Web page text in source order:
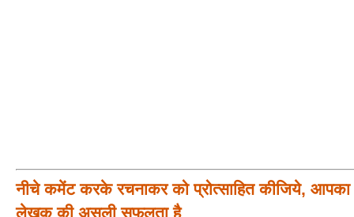
नीचे कमेंट करके रचनाकर को प्रोत्साहित कीजिये, आपका
लेखक की असली सफलता है